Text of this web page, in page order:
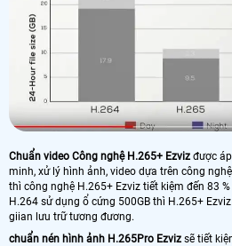
Chuẩn video Công nghệ H.265+ Ezviz được
minh, xử lý hình ảnh, video dựa trên công
thì công nghệ H.265+ Ezviz tiết kiệm đến 83
H.264 sử dụng ổ cứng 500GB thì H.265+
giian lưu trữ tương đương.
chuẩn nén hình ảnh H.265Pro Ezviz sẽ tiết